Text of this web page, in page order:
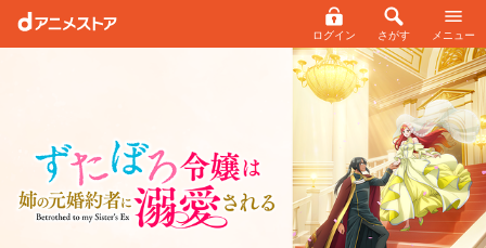
ログイン さがす メニュー